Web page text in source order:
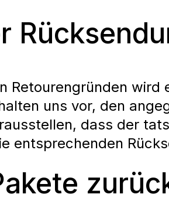
Retourengründen wird
uns vor, den
dass der
entsprechenden